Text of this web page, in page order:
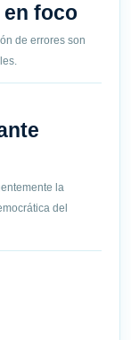
foco
de errores son
la
del